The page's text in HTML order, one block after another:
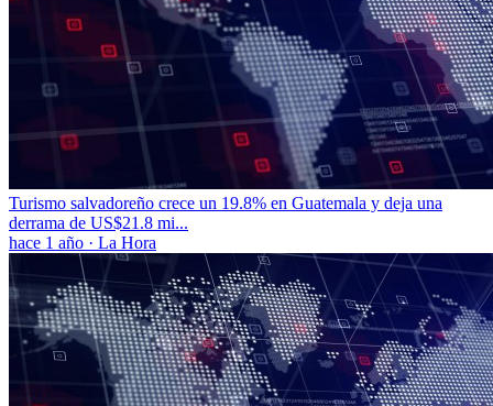
Turismo salvadoreño crece un 19.8% en Guatemala y deja una
derrama de US$21.8 mi...
hace 1 año · La Hora